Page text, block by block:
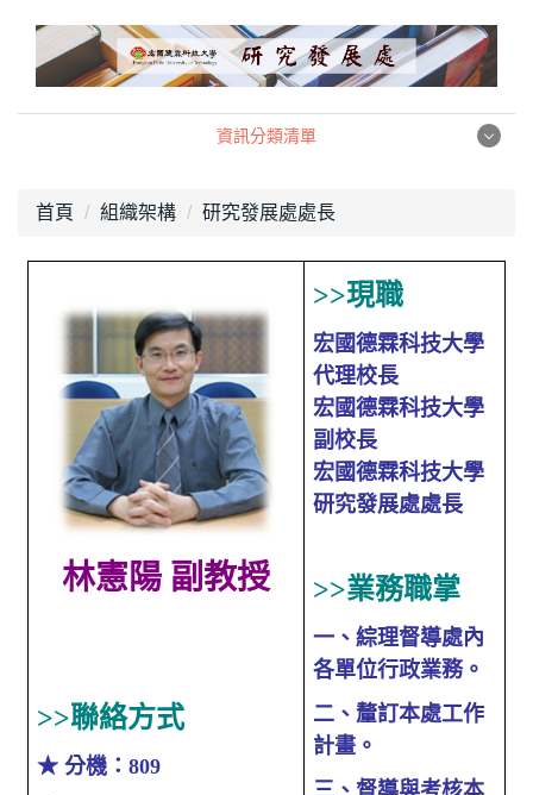
資訊分類清單
產學暨創新創業中心
職涯發展中心
校務研究中心
組織架構
相關法規
表格下載
學生校外實習
首頁 組織架構 研究發展處處長
林憲陽 副教授
>>聯絡方式
★ 分機：809
>>現職
宏國德霖科技大學
代理校長
宏國德霖科技大學
副校長
宏國德霖科技大學
研究發展處處長
>>業務職掌
一、綜理督導處內
各單位行政業務。
二、釐訂本處工作
計畫。
三、督導與考核本